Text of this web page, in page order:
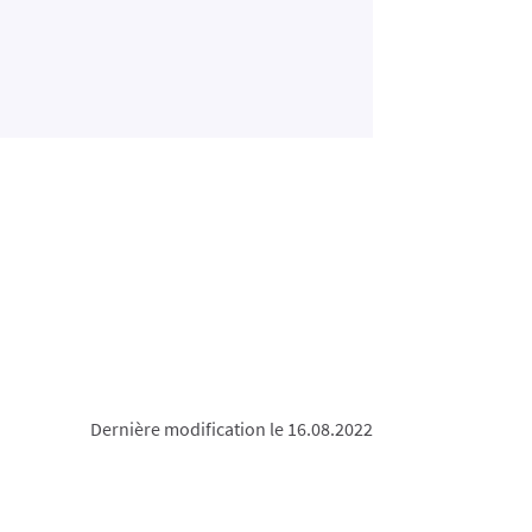
Dernière modification le 16.08.2022